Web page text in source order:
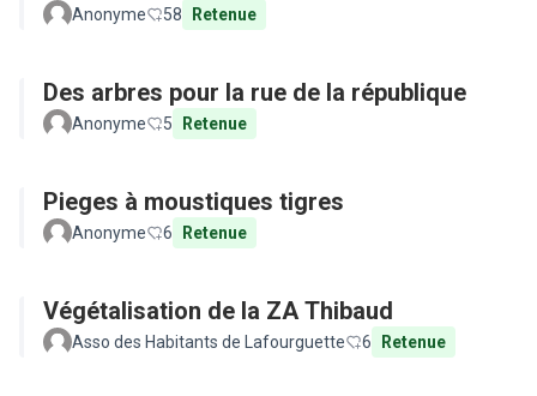
Anonyme 58 Retenue
Des arbres pour la rue de la république
Anonyme 5 Retenue
Pieges à moustiques tigres
Anonyme 6 Retenue
Végétalisation de la ZA Thibaud
Asso des Habitants de Lafourguette 6 Retenue